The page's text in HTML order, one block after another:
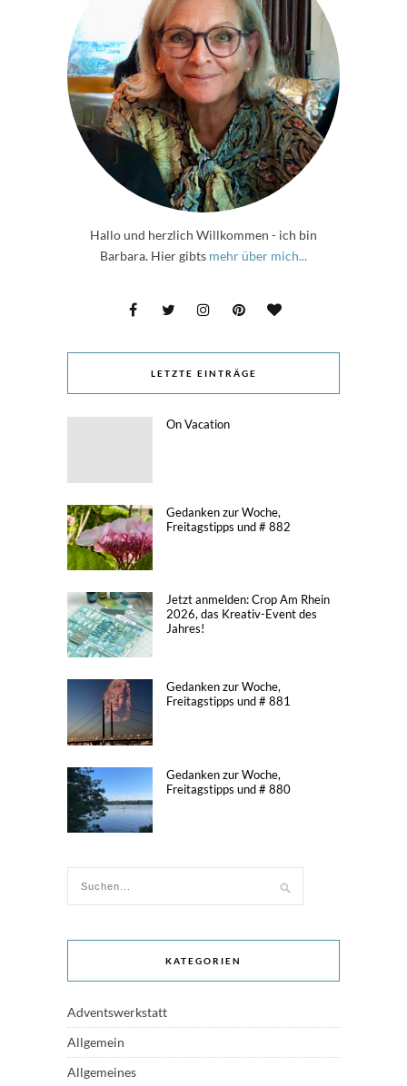
Hallo und herzlich Willkommen - ich bin
Barbara. Hier gibts mehr über mich...
LETZTE EINTRÄGE
On Vacation
Gedanken zur Woche,
Freitagstipps und # 882
Jetzt anmelden: Crop Am Rhein
2026, das Kreativ-Event des
Jahres!
Gedanken zur Woche,
Freitagstipps und # 881
Gedanken zur Woche,
Freitagstipps und # 880
KATEGORIEN
Adventswerkstatt
Allgemein
Allgemeines